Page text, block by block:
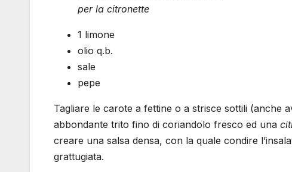
per la citronette
1 limone
olio q.b.
sale
pepe
Tagliare le carote a fettine o a strisce sottili (anche
abbondante trito fino di coriandolo fresco ed una
creare una salsa densa, con la quale condire
grattugiata.